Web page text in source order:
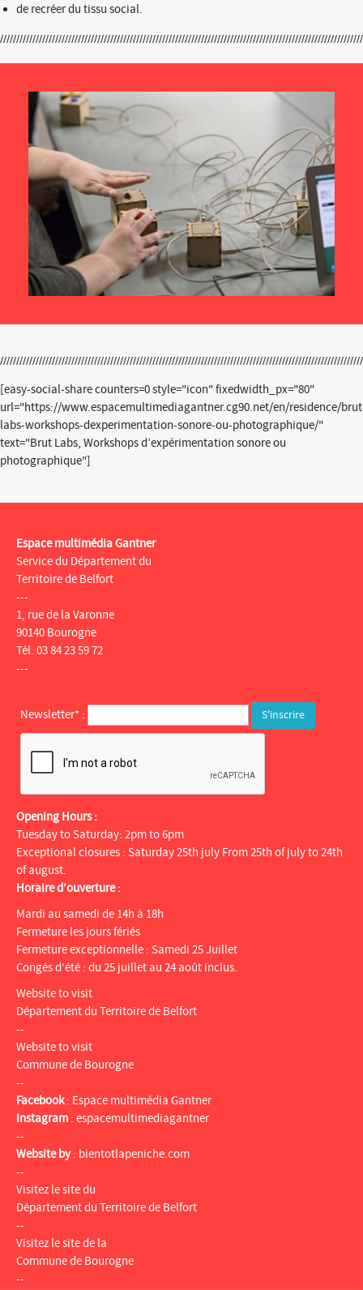
de recréer du tissu social.
[easy-social-share counters=0 style="icon" fixedwidth_px="80"
url="https://www.espacemultimediagantner.cg90.net/en/residence/
labs-workshops-dexperimentation-sonore-ou-photographique/"
text="Brut Labs, Workshops d’expérimentation sonore ou
photographique"]
Espace multimédia Gantner
Service du Département du
Territoire de Belfort
---
1, rue de la Varonne
90140 Bourogne
Tél. 03 84 23 59 72
---
Newsletter* :
Opening Hours :
Tuesday to Saturday: 2pm to 6pm
Exceptional closures : Saturday 25th july From 25th of july to 24th
of august.
Horaire d’ouverture :
Mardi au samedi de 14h à 18h
Fermeture les jours fériés
Fermeture exceptionnelle : Samedi 25 Juillet
Congés d'été : du 25 juillet au 24 août inclus.
Website to visit
Département du Territoire de Belfort
--
Website to visit
Commune de Bourogne
--
Facebook: Espace multimédia Gantner
Instagram : espacemultimediagantner
--
Website by: bientotlapeniche.com
--
Visitez le site du
Département du Territoire de Belfort
--
Visitez le site de la
Commune de Bourogne
--